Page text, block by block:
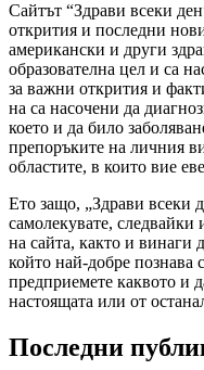
Сайтът “Здрави всеки
открития и последни
американски и други
образователна цел и са
за важни открития и
на са насочени да
което и да било
препоръките на личния
областите, в които вие
Ето защо, „Здрави всеки
самолекувате,
на сайта, както и винаги
който най-добре познава
предприемете каквото и
настоящата или от
Последни